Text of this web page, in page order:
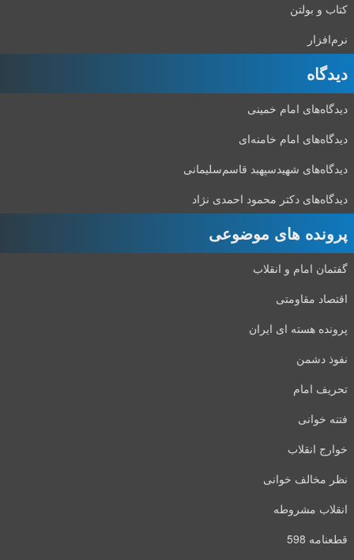
کتاب و بولتن
نرم‌افزار
دیدگاه‌
دیدگاه‌های امام خمینی
دیدگاه‌های امام خامنه‌ای
دیدگاه‌های شهید‌سپهبد قاسم‌سلیمانی
دیدگاه‌های دکتر محمود احمدی نژاد
پرونده های موضوعی
گفتمان امام و انقلاب
اقتصاد مقاومتی
پرونده هسته ای ایران
نفوذ دشمن
تحریف امام
فتنه خوانی
خوارج انقلاب
نظر مخالف خوانی
انقلاب مشروطه
قطعنامه 598